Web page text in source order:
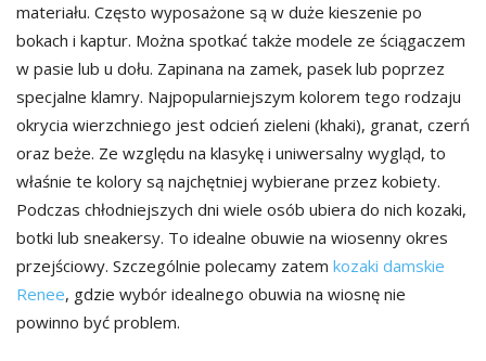
materiału. Często wyposażone są w duże kieszenie po
bokach i kaptur. Można spotkać także modele ze ściągaczem
w pasie lub u dołu. Zapinana na zamek, pasek lub poprzez
specjalne klamry. Najpopularniejszym kolorem tego rodzaju
okrycia wierzchniego jest odcień zieleni (khaki), granat, czerń
oraz beże. Ze względu na klasykę i uniwersalny wygląd, to
właśnie te kolory są najchętniej wybierane przez kobiety.
Podczas chłodniejszych dni wiele osób ubiera do nich kozaki,
botki lub sneakersy. To idealne obuwie na wiosenny okres
przejściowy. Szczególnie polecamy zatem kozaki damskie
Renee, gdzie wybór idealnego obuwia na wiosnę nie
powinno być problem.